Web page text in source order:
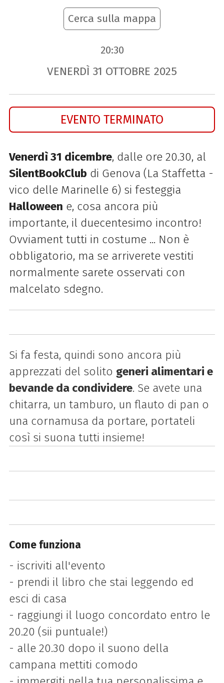
Cerca sulla mappa
20:30
VENERDÌ 31 OTTOBRE 2025
EVENTO TERMINATO
Venerdì 31 dicembre, dalle ore 20.30, al
SilentBookClub di Genova (La Staffetta -
vico delle Marinelle 6) si festeggia
Halloween e, cosa ancora più
importante, il duecentesimo incontro!
Ovviament tutti in costume ... Non è
obbligatorio, ma se arriverete vestiti
normalmente sarete osservati con
malcelato sdegno.
Si fa festa, quindi sono ancora più
apprezzati del solito generi alimentari e
bevande da condividere. Se avete una
chitarra, un tamburo, un flauto di pan o
una cornamusa da portare, portateli
così si suona tutti insieme!
Come funziona
- iscriviti all'evento
- prendi il libro che stai leggendo ed
esci di casa
- raggiungi il luogo concordato entro le
20.20 (sii puntuale!)
- alle 20.30 dopo il suono della
campana mettiti comodo